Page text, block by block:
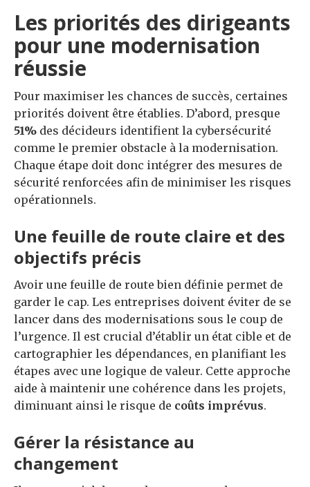
Les priorités des dirigeants
pour une modernisation
réussie
Pour maximiser les chances de succès, certaines
priorités doivent être établies. D’abord, presque
51% des décideurs identifient la cybersécurité
comme le premier obstacle à la modernisation.
Chaque étape doit donc intégrer des mesures de
sécurité renforcées afin de minimiser les risques
opérationnels.
Une feuille de route claire et des
objectifs précis
Avoir une feuille de route bien définie permet de
garder le cap. Les entreprises doivent éviter de se
lancer dans des modernisations sous le coup de
l’urgence. Il est crucial d’établir un état cible et de
cartographier les dépendances, en planifiant les
étapes avec une logique de valeur. Cette approche
aide à maintenir une cohérence dans les projets,
diminuant ainsi le risque de coûts imprévus.
Gérer la résistance au
changement